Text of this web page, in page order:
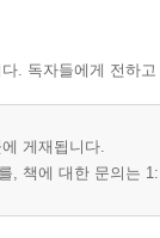
. 독자들에게 전하
게재됩니다.
, 책에 대한 문의는